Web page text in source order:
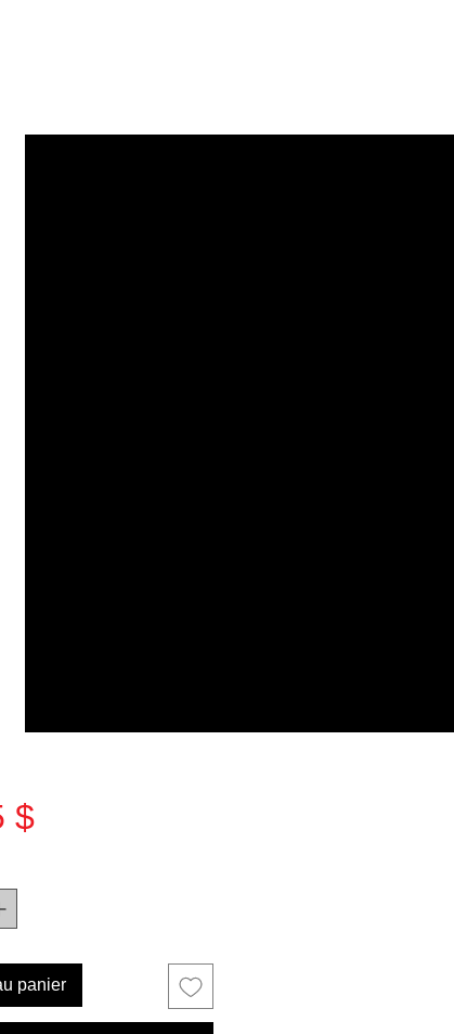
$Prix
panier